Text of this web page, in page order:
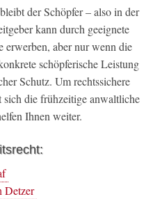
der Schöpfer – also in der
kann durch geeignete
erwerben, aber nur wenn die
schöpferische Leistung
Schutz. Um rechtssichere
die frühzeitige anwaltliche
Ihnen weiter.
Detzer